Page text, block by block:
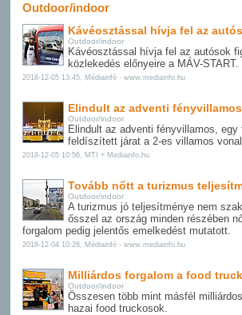
Outdoor/indoor
Kávéosztással hívja fel az
Outdoor/indoor
Kávéosztással hívja fel az autósok
közlekedés előnyeire a MÁV-START.
2018-12-05 13:45, Médiainfó - www.mediainfo.hu
Elindult az adventi
Outdoor/indoor
Elindult az adventi fényvillamos,
feldíszített járat a 2-es villamos
2018-12-05 10:56, MTI + Mediainfo.hu
Tovább nőtt a turizmus
Outdoor/indoor
A turizmus jó teljesítménye nem
ősszel az ország minden részében
forgalom pedig jelentős emelkedést mutatott.
2018-12-04 10:28, Médiainfó - www.mediainfo.hu
Milliárdos forgalom a food
Outdoor/indoor
Összesen több mint másfél
hazai food truckosok.